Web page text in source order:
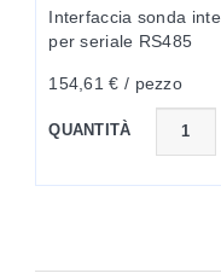
Interfaccia sonda
per seriale RS485
154,61 € / pezzo
QUANTITÀ